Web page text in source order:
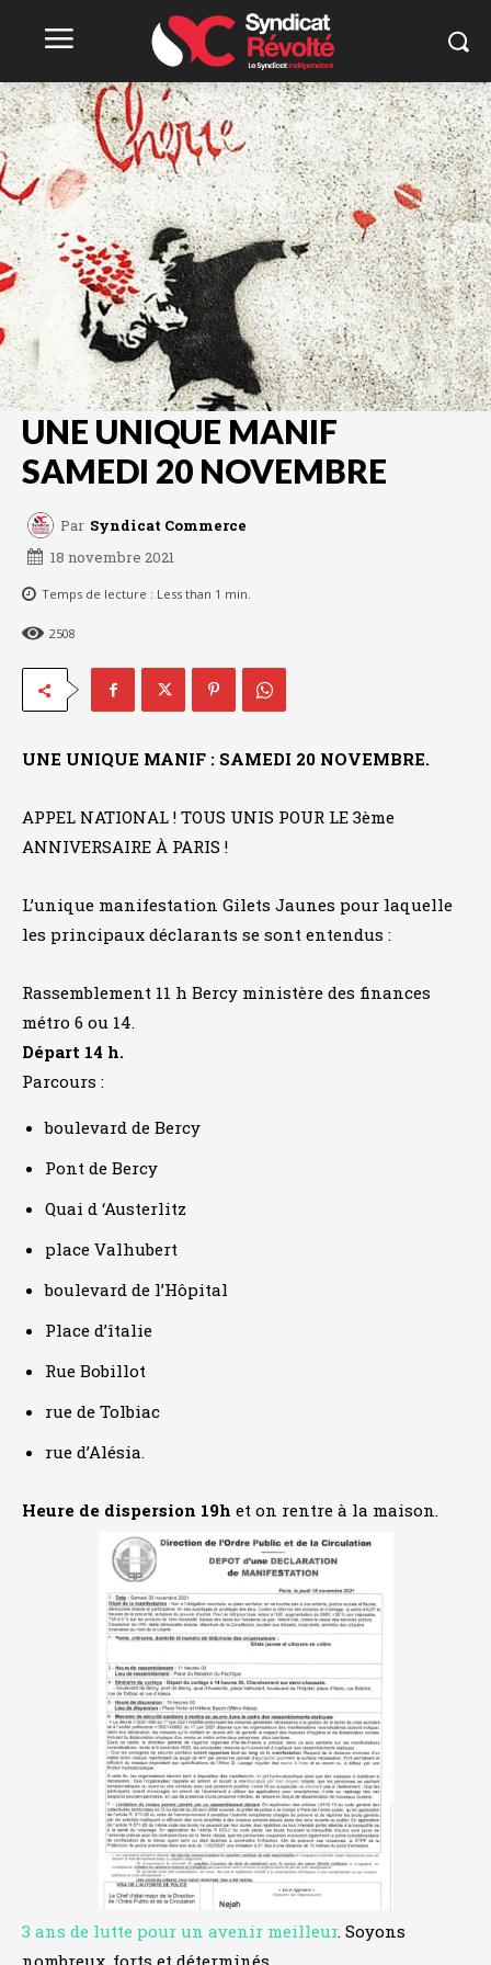
UNE UNIQUE MANIF
SAMEDI 20 NOVEMBRE
Par Syndicat Commerce
18 novembre 2021
Temps de lecture : Less than 1 min.
2508
UNE UNIQUE MANIF : SAMEDI 20 NOVEMBRE.
APPEL NATIONAL ! TOUS UNIS POUR LE 3ème
ANNIVERSAIRE À PARIS !
L’unique manifestation Gilets Jaunes pour laquelle
les principaux déclarants se sont entendus :
Rassemblement 11 h Bercy ministère des finances
métro 6 ou 14.
Départ 14 h.
Parcours :
boulevard de Bercy
Pont de Bercy
Quai d ‘Austerlitz
place Valhubert
boulevard de l’Hôpital
Place d’îtalie
Rue Bobillot
rue de Tolbiac
rue d’Alésia.
Heure de dispersion 19h et on rentre à la maison.
3 ans de lutte pour un avenir meilleur. Soyons